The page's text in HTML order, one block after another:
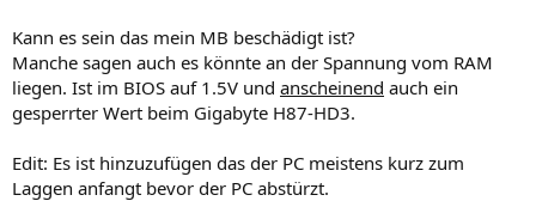
Kann es sein das mein MB beschädigt ist?
Manche sagen auch es könnte an der Spannung vom RAM
liegen. Ist im BIOS auf 1.5V und anscheinend auch ein
gesperrter Wert beim Gigabyte H87-HD3.
Edit: Es ist hinzuzufügen das der PC meistens kurz zum
Laggen anfangt bevor der PC abstürzt.